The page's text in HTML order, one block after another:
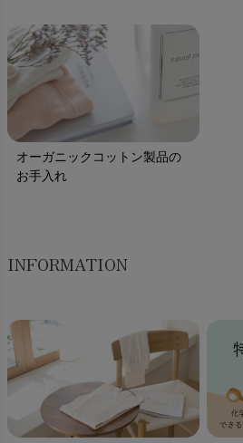
オーガニックコットン製品の
お手入れ
INFORMATION